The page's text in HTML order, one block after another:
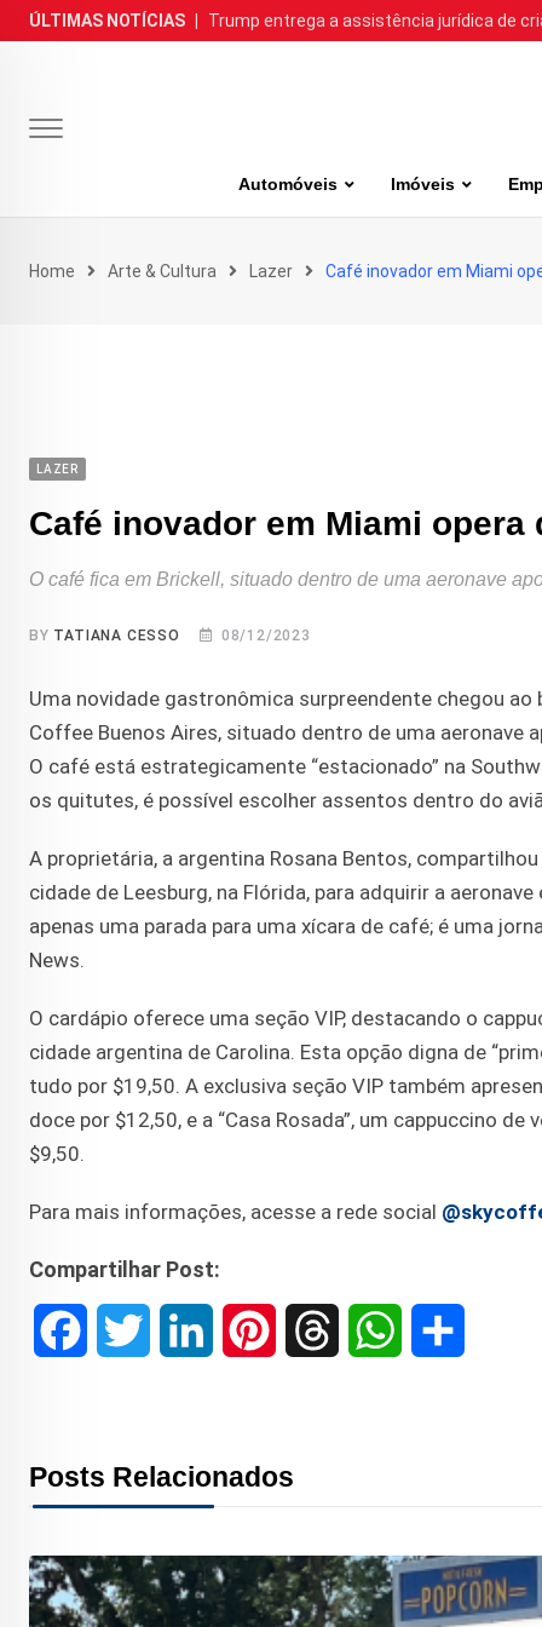
Skip
to
ÚLTIMAS NOTÍCIAS Trump entrega a assistência jurídica de
Automóveis Imóveis
Home Arte & Cultura Lazer Café inovador em Miami
LAZER
Café inovador em Miami
O café fica em Brickell, situado dentro de uma aeronave
BY TATIANA CESSO 08/12/2023
Uma novidade gastronômica surpreendente chegou
Coffee Buenos Aires, situado dentro de uma aeronave
O café está estrategicamente “estacionado” na
os quitutes, é possível escolher assentos dentro do
A proprietária, a argentina Rosana Bentos,
cidade de Leesburg, na Flórida, para adquirir a
apenas uma parada para uma xícara de café; é uma
News.
O cardápio oferece uma seção VIP, destacando o
cidade argentina de Carolina. Esta opção digna de
tudo por $19,50. A exclusiva seção VIP também
doce por $12,50, e a “Casa Rosada”, um cappuccino
$9,50.
Para mais informações, acesse a rede social
Compartilhar Post:
e
o
t
e
k
d
t
r d A
Posts Relacionados